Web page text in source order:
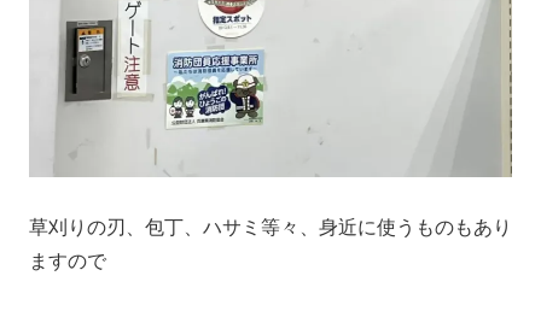
草刈りの刃、包丁、ハサミ等々、身近に使うものもあり
ますので